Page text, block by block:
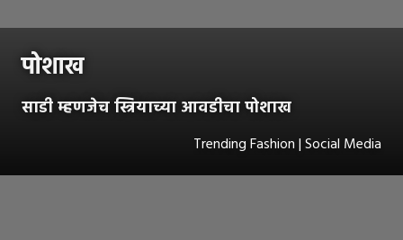
पोशाख
साडी म्हणजेच स्त्रियाच्या आवडीचा पोशाख
Trending Fashion | Social Media